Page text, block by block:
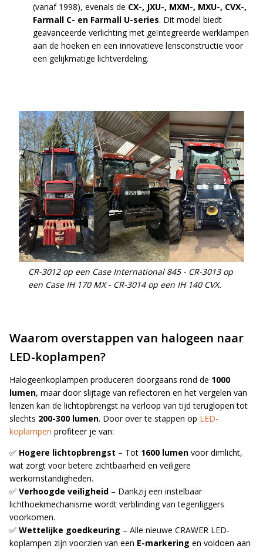
(vanaf 1998), evenals de CX-, JXU-, MXM-, MXU-, CVX-,
Farmall C- en Farmall U-series. Dit model biedt
geavanceerde verlichting met geïntegreerde werklampen
aan de hoeken en een innovatieve lensconstructie voor
een gelijkmatige lichtverdeling.
CR-3012 op een Case International 845 - CR-3013 op
een Case IH 170 MX - CR-3014 op een IH 140 CVX.
Waarom overstappen van halogeen naar
LED-koplampen?
Halogeenkoplampen produceren doorgaans rond de 1000
lumen, maar door slijtage van reflectoren en het vergelen van
lenzen kan de lichtopbrengst na verloop van tijd teruglopen tot
slechts 200-300 lumen. Door over te stappen op LED-
koplampen profiteer je van:
✅ Hogere lichtopbrengst – Tot 1600 lumen voor dimlicht,
wat zorgt voor betere zichtbaarheid en veiligere
werkomstandigheden.
✅ Verhoogde veiligheid – Dankzij een instelbaar
lichthoekmechanisme wordt verblinding van tegenliggers
voorkomen.
✅ Wettelijke goedkeuring – Alle nieuwe CRAWER LED-
koplampen zijn voorzien van een E-markering en voldoen aan